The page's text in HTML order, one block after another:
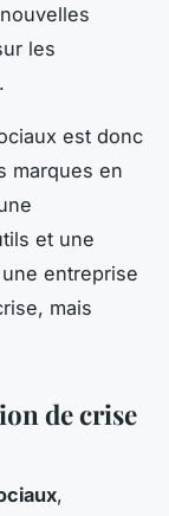
les
est donc
marques en
et une
entreprise
mais
de crise
,